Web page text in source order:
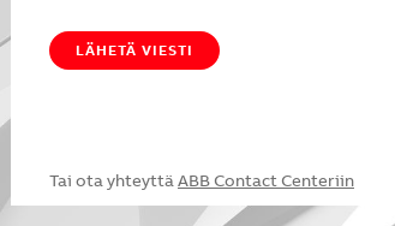
LÄHETÄ VIESTI
Tai ota yhteyttäABB Contact Centeriin